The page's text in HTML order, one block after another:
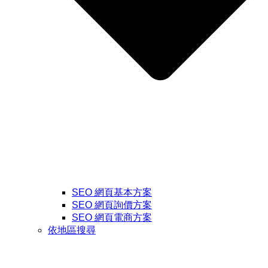
SEO 網頁基本方案
SEO 網頁詢價方案
SEO 網頁電商方案
依地區搜尋